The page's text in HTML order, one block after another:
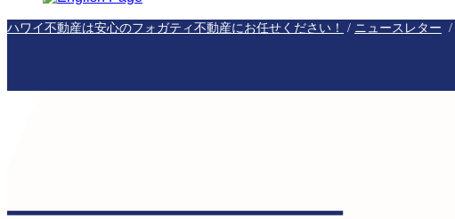
ハワイ不動産は安心のフォガティ不動産にお任せください！ / ニュースレター /